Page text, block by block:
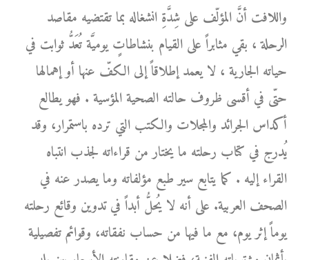
واللافت أنَّ المؤلّف على شِدَّةِ انشغاله بما تقتضيه مقاصد
الرحلة ، بقي مثابراً على القيام بنشاطاتٍ يوميَّة تُعَدُّ ثوابت في
حياته الجارية ، لا يعمد إطلاقاً إلى الكفّ عنها أو إهمالها
حتّى في أقسى ظروف حالته الصحية المؤسية . فهو يطالع
أكداس الجرائد والمجلات والكتب التي ترده باستمرار، وقد
يُدرج في كتاب رحلته ما يختار من قراءاته لجذب انتباه
القراء إليه . كما يتابع سير طبع مؤلفاته وما يصدر عنه في
الصحف العربية. على أنه لا يُحلُّ أبداً في تدوين وقائع رحلته
يوماً إثر يوم، مع ما فيها من حساب نفقاته، وقوائم تفصيلية